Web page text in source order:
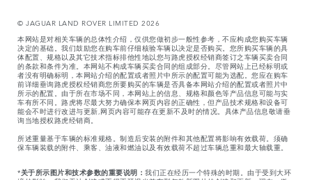
© JAGUAR LAND ROVER LIMITED 2026
本网站是对相关车辆的总体性介绍，仅供您做初步一般性参考，不应构成您购买车辆
决定的基础。我们鼓励您在购车前仔细核验车辆以决定是否购买。您所购买车辆的具
体配置、规格以及其它技术指标排他性地以您与路虎授权经销商签订之车辆买卖合同
的条款和条件为准。本网站不构成车辆买卖合同的组成部分。尽管网站上已经标明或
者没有明确标明，本网站介绍的配置或者照片中所示的配置可能为选配。您应在购车
前详细垂询路虎授权经销商您所要购买的车辆是否具备本网站介绍的配置或者照片中
所示的配置。由于所在市场不同，本网站上的信息、规格和颜色等产品信息可能与实
车有所不同。路虎将尽最大努力确保本网页内容的正确性，但产品技术规格和设备可
能会不时进行改进与更新,网页内容可能存在更新不及时的情况。具体产品信息敬请垂
询当地授权路虎经销商。
所述重量基于车辆的标准规格。制造后安装的附件和其他配置将影响有效载荷。须确
保车辆装载的附件、乘客、油液和燃油以及有效载荷不超过车辆总重和最大轴载重。
*关于所示图片和技术参数的重要说明： 我们正在经历一个特殊的时期。由于受到大环